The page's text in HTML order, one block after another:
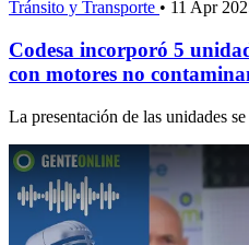
Tránsito y Transporte • 11 Apr
Codesa incorporó 5
con motores no
La presentación de las unidades